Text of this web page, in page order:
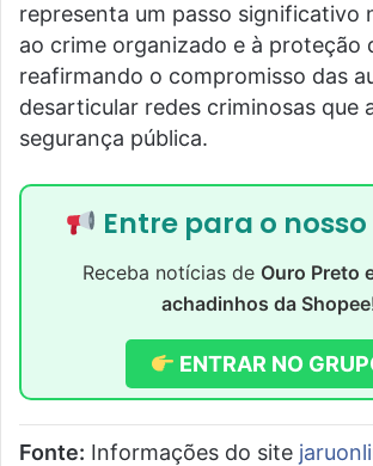
representa um passo significativo
ao crime organizado e à proteção
reafirmando o compromisso das
desarticular redes criminosas que
segurança pública.
Entre para o
Receba notícias de Ouro Preto
achadinhos da Shopee!
ENTRAR NO
Fonte: Informações do site